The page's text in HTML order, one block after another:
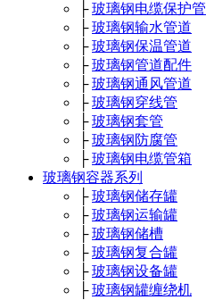
├玻璃钢电缆保护管
├玻璃钢输水管道
├玻璃钢保温管道
├玻璃钢管道配件
├玻璃钢通风管道
├玻璃钢穿线管
├玻璃钢套管
├玻璃钢防腐管
├玻璃钢电缆管箱
玻璃钢容器系列
├玻璃钢储存罐
├玻璃钢运输罐
├玻璃钢储槽
├玻璃钢复合罐
├玻璃钢设备罐
├玻璃钢罐缠绕机